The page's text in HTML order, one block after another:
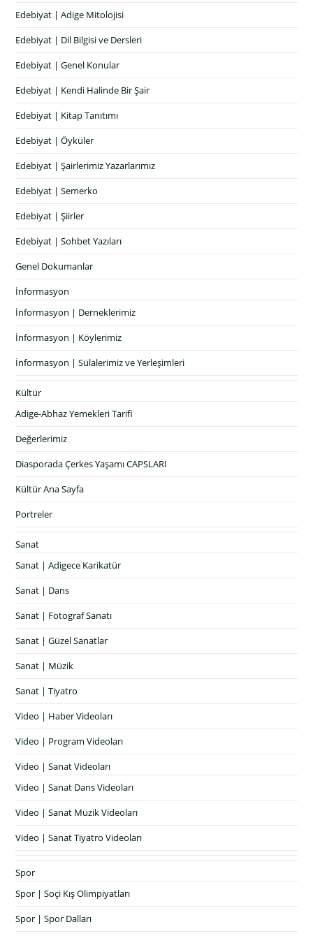
Edebiyat | Adige Mitolojisi
Edebiyat | Dil Bilgisi ve Dersleri
Edebiyat | Genel Konular
Edebiyat | Kendi Halinde Bir Şair
Edebiyat | Kitap Tanıtımı
Edebiyat | Öyküler
Edebiyat | Şairlerimiz Yazarlarımız
Edebiyat | Semerko
Edebiyat | Şiirler
Edebiyat | Sohbet Yazıları
Genel Dokumanlar
İnformasyon
İnformasyon | Derneklerimiz
İnformasyon | Köylerimiz
İnformasyon | Sülalerimiz ve Yerleşimleri
Kültür
Adige-Abhaz Yemekleri Tarifi
Değerlerimiz
Diasporada Çerkes Yaşamı CAPSLARI
Kültür Ana Sayfa
Portreler
Sanat
Sanat | Adigece Karikatür
Sanat | Dans
Sanat | Fotograf Sanatı
Sanat | Güzel Sanatlar
Sanat | Müzik
Sanat | Tiyatro
Video | Haber Videoları
Video | Program Videoları
Video | Sanat Videoları
Video | Sanat Dans Videoları
Video | Sanat Müzik Videoları
Video | Sanat Tiyatro Videoları
Spor
Spor | Soçi Kış Olimpiyatları
Spor | Spor Dalları